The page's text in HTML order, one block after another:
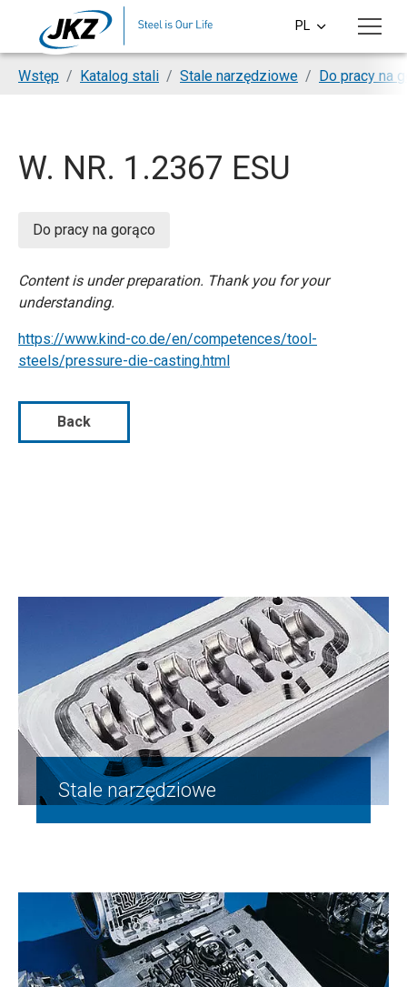
Skip to main content
PL
You are here:
Wstęp Katalog stali Stale narzędziowe Do pracy na
W. NR. 1.2367 ESU
Do pracy na gorąco
Content is under preparation. Thank you for your
understanding.
https://www.kind-co.de/en/competences/tool-
steels/pressure-die-casting.html
Back
Stale narzędziowe